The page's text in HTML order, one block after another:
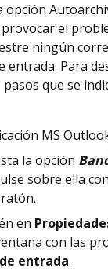
opción
el
ningún
entrada. Para
que se
MS
la opción
sobre ella
en
con las
entrada.